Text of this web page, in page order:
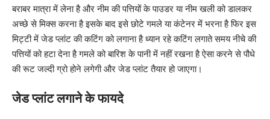
बराबर मात्रा में लेना है और नीम की पत्तियों के पाउडर या नीम खली को डालकर
अच्छे से मिक्स करना है इसके बाद इसे छोटे गमले या कंटेनर में भरना है फिर इस
मिट्टी में जेड प्लांट की कटिंग को लगाना है ध्यान रहे कटिंग लगाते समय नीचे की
पत्तियों को हटा देना है गमले को बारिश के पानी में नहीं रखना है ऐसा करने से पौधे
की रूट जल्दी ग्रो होने लगेगी और जेड प्लांट तैयार हो जाएगा।
जेड प्लांट लगाने के फायदे